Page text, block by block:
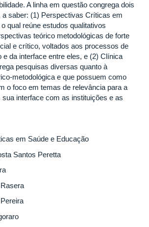
A linha em questão congrega dois
saber: (1) Perspectivas Críticas em
qual reúne estudos qualitativos
teórico metodológicas de forte
e crítico, voltados aos processos de
e da interface entre eles, e (2) Clínica
pesquisas diversas quanto à
metodológica e que possuem como
o foco em temas de relevância para a
interface com as instituições e as
em Saúde e Educação
Santos Peretta